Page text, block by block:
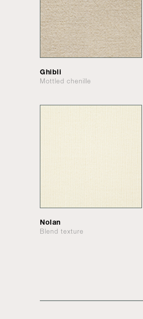
Ghibli
Mottled chenille
Nolan
Blend texture